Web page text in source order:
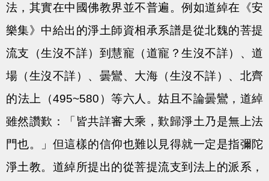
法，其實在中國佛教界並不普遍。例如道綽在《安
樂集》中給出的淨土師資相承系譜是從北魏的菩提
流支（生沒不詳）到慧寵（道寵？生沒不詳）、道
場（生沒不詳）、曇鸞、大海（生沒不詳）、北齊
的法上（495~580）等六人。姑且不論曇鸞，道綽
雖然讚歎：「皆共詳審大乘，歎歸淨土乃是無上法
門也。」但這樣的信仰也難以見得就一定是指彌陀
淨土教。道綽所提出的從菩提流支到法上的派系，